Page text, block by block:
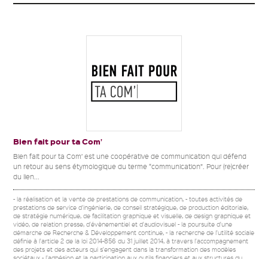
Bien fait pour ta Com’
Bien fait pour ta Com’ est une coopérative de communication qui défend
un retour au sens étymologique du terme “communication”. Pour (re)créer
du lien...
- la réalisation et la vente de prestations de communication, - toutes activités de
prestations de service d'ingénierie, de conseil stratégique, de production éditoriale,
de stratégie numérique, de facilitation graphique et visuelle, de design graphique et
vidéo, de relation presse, d'évènementiel et d'audiovisuel - la poursuite d'une
démarche de Recherche & Développement continue, - la recherche de l'utilité sociale
définie à l'article 2 de la loi 2014-856 du 31 juillet 2014, à travers l'accompagnement
des projets et des acteurs qui s'engagent dans la transformation des modèles